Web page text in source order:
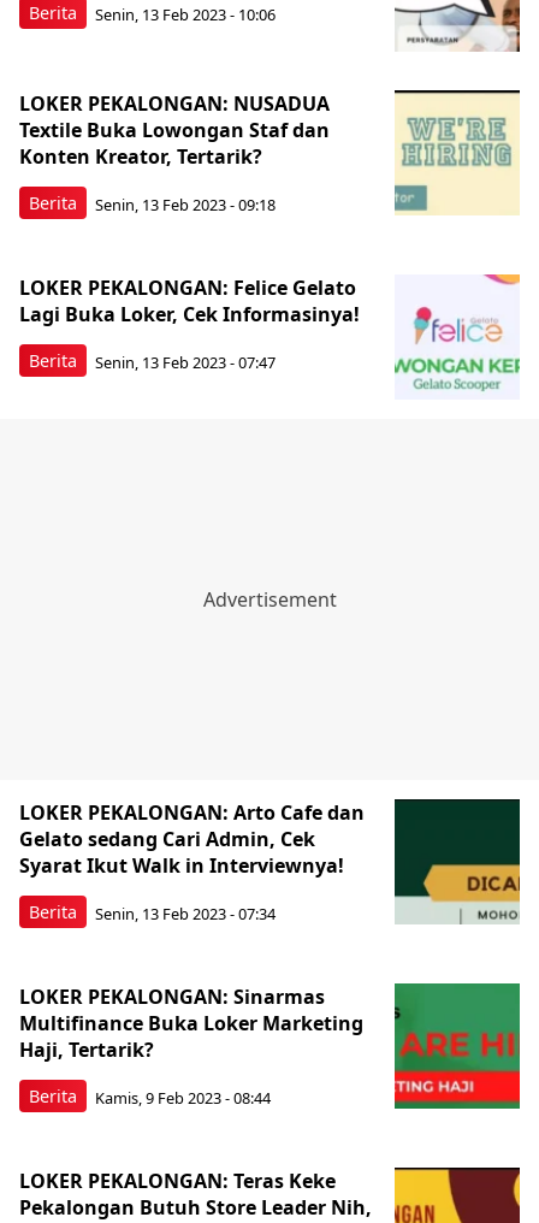
Berita Senin, 13 Feb 2023 - 10:06
Berita
LOKER PEKALONGAN: NUSADUA
Textile Buka Lowongan Staf dan
Konten Kreator, Tertarik?
Senin, 13 Feb 2023 - 09:18
Berita
LOKER PEKALONGAN: Felice Gelato
Lagi Buka Loker, Cek Informasinya!
Senin, 13 Feb 2023 - 07:47
Berita
LOKER PEKALONGAN: Arto Cafe dan
Gelato sedang Cari Admin, Cek
Syarat Ikut Walk in Interviewnya!
Senin, 13 Feb 2023 - 07:34
Berita
LOKER PEKALONGAN: Sinarmas
Multifinance Buka Loker Marketing
Haji, Tertarik?
Kamis, 9 Feb 2023 - 08:44
LOKER PEKALONGAN: Teras Keke
Pekalongan Butuh Store Leader Nih,